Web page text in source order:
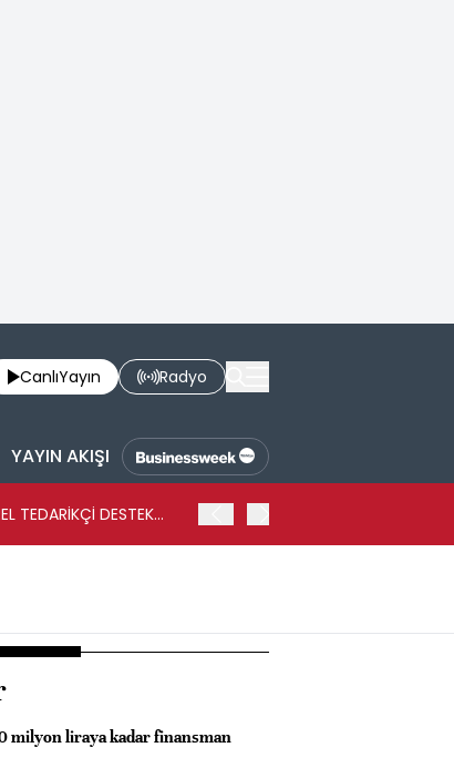
CanlıYayın Radyo
YAYIN AKIŞI
TEDARİKÇİ DESTEK
milyon liraya kadar finansman